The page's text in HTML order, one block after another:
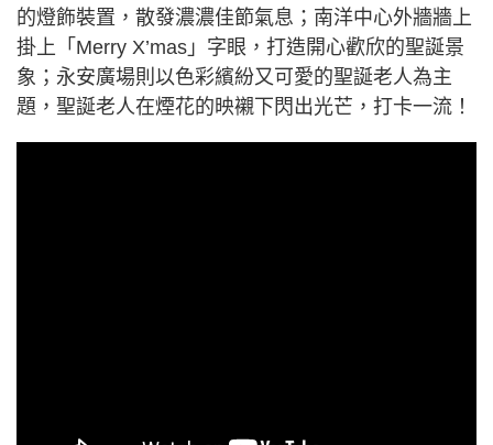
的燈飾裝置，散發濃濃佳節氣息；南洋中心外牆牆上
掛上「Merry X’mas」字眼，打造開心歡欣的聖誕景
象；永安廣場則以色彩繽紛又可愛的聖誕老人為主
題，聖誕老人在煙花的映襯下閃出光芒，打卡一流！